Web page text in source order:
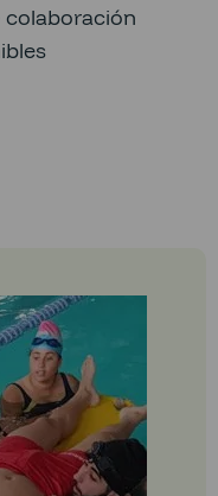
colaboración